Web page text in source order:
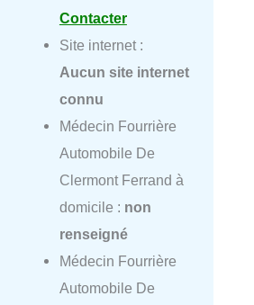
Contacter
Site internet :
Aucun site internet
connu
Médecin Fourrière
Automobile De
Clermont Ferrand à
domicile : non
renseigné
Médecin Fourrière
Automobile De